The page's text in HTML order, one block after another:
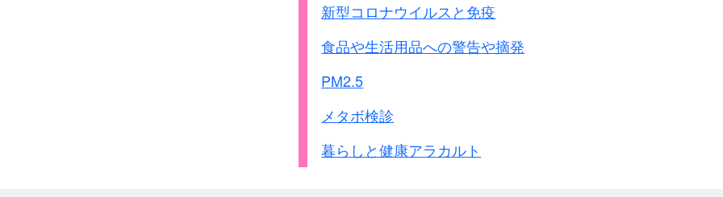
新型コロナウイルスと免疫
食品や生活用品への警告や摘発
PM2.5
メタボ検診
暮らしと健康アラカルト